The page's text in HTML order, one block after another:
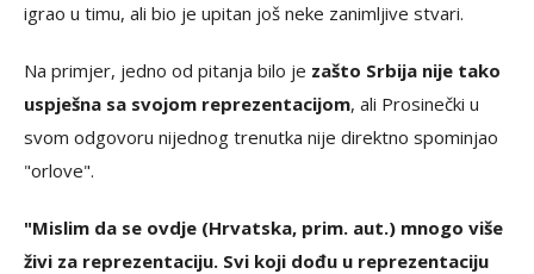
igrao u timu, ali bio je upitan još neke zanimljive stvari.
Na primjer, jedno od pitanja bilo je zašto Srbija nije tako
uspješna sa svojom reprezentacijom, ali Prosinečki u
svom odgovoru nijednog trenutka nije direktno spominjao
"orlove".
"Mislim da se ovdje (Hrvatska, prim. aut.) mnogo više
živi za reprezentaciju. Svi koji dođu u reprezentaciju